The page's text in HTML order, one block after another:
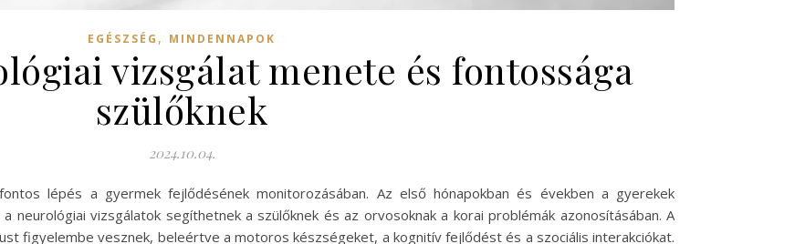
EGÉSZSÉG , MINDENNAPOK
vizsgálat menete és fontossága
szülőknek
2024.10.04.
lépés a gyermek fejlődésének monitorozásában. Az első hónapokban és években a gyerekek
neurológiai vizsgálatok segíthetnek a szülőknek és az orvosoknak a korai problémák azonosításában. A
figyelembe vesznek, beleértve a motoros készségeket, a kognitív fejlődést és a szociális interakciókat.